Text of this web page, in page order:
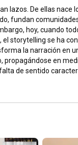
lazos. De ellas nace
fundan
hoy, cuando
el storytelling se ha
la narración en
propagándose en
de sentido
son fuerzas
Solo la